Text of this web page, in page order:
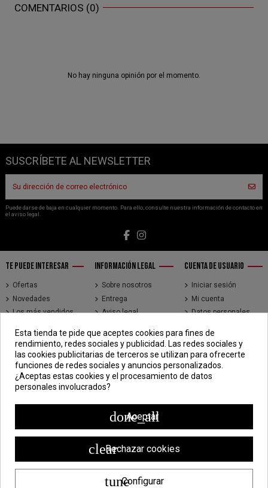
COMENTARIOS (0)
No hay ninguna opinión por el momento.
SUSCRÍBETE AL NEWSLETTER
Puede darse de baja en cualquier momento. Para ello, consulte nuestra información de contacto en
el aviso legal.
TE PUEDE INTERESAR
Ofertas
Novedades
Los más vendidos
INFORMACIÓN LEGAL
Sobre nosotros
Entrega
Aviso legal
condiciones de uso
Pago seguro
CUENTA DE USUARIO
Iniciar sesión
Mi cuenta
Datos personales
Direcciones
Seguimiento de
pedidos de clientes
invitados
CONTÁCTENOS
CDV - Componentes Diesel Vidal
998 304 695 | 988 338 835
Esta tienda te pide que aceptes cookies para fines de
rendimiento, redes sociales y publicidad. Las redes sociales y
las cookies publicitarias de terceros se utilizan para ofrecerte
funciones de redes sociales y anuncios personalizados.
¿Aceptas estas cookies y el procesamiento de datos
personales involucrados?
done_all
Aceptar
clearRechazar cookies
tuneConfigurar